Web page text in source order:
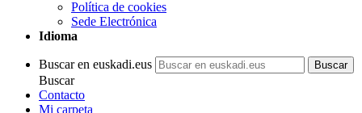
Política de cookies
Sede Electrónica
Idioma
Buscar en euskadi.eus
Buscar
Contacto
Mi carpeta